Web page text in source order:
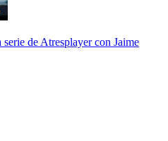
de Atresplayer con Jaime